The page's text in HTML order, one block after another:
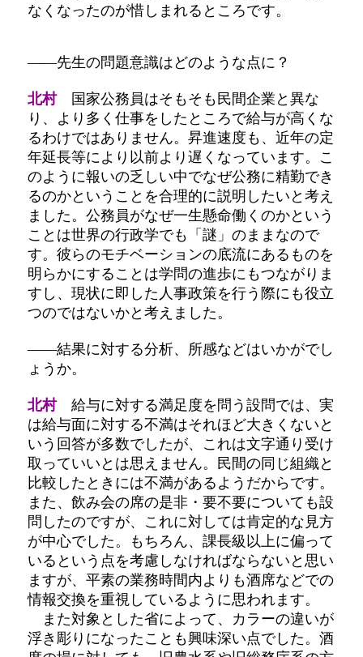
なくなったのが惜しまれるところです。
――先生の問題意識はどのような点に？
北村国家公務員はそもそも民間企業と異な
り、より多く仕事をしたところで給与が高くな
るわけではありません。昇進速度も、近年の定
年延長等により以前より遅くなっています。こ
のように報いの乏しい中でなぜ公務に精勤でき
るのかということを合理的に説明したいと考え
ました。公務員がなぜ一生懸命働くのかという
ことは世界の行政学でも「謎」のままなので
す。彼らのモチベーションの底流にあるものを
明らかにすることは学問の進歩にもつながりま
すし、現状に即した人事政策を行う際にも役立
つのではないかと考えました。
――結果に対する分析、所感などはいかがでし
ょうか。
北村給与に対する満足度を問う設問では、実
は給与面に対する不満はそれほど大きくないと
いう回答が多数でしたが、これは文字通り受け
取っていいとは思えません。民間の同じ組織と
比較したときには不満があるようだからです。
また、飲み会の席の是非・要不要についても設
問したのですが、これに対しては肯定的な見方
が中心でした。もちろん、課長級以上に偏って
いるという点を考慮しなければならないと思い
ますが、平素の業務時間内よりも酒席などでの
情報交換を重視しているように思われます。
また対象とした省によって、カラーの違いが
浮き彫りになったことも興味深い点でした。酒